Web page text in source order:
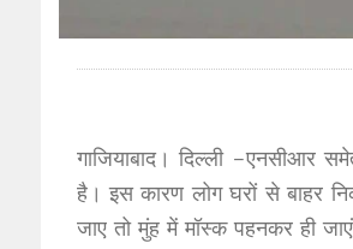
गाजियाबाद। दिल्ली -एनसीआर
है। इस कारण लोग घरों से बाहर
जाए तो मुंह में मॉस्क पहनकर ही